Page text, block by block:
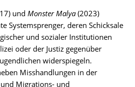
und Monster Malya(2023)
Systemsprenger, deren Schicksale
und sozialer Institutionen
oder der Justiz gegenüber
widerspiegeln.
Misshandlungen in der
Migrations- und